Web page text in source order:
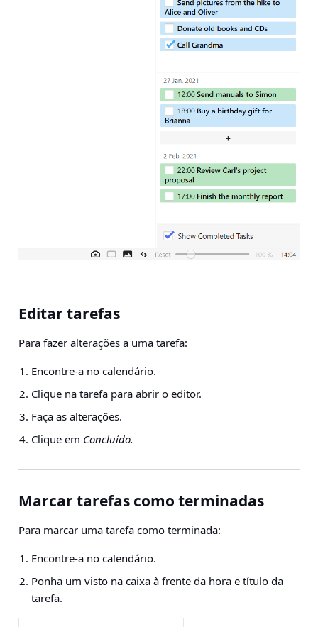
Editar tarefas
Para fazer alterações a uma tarefa:
Encontre-a no calendário.
Clique na tarefa para abrir o editor.
Faça as alterações.
Clique em Concluído.
Marcar tarefas como terminadas
Para marcar uma tarefa como terminada:
Encontre-a no calendário.
Ponha um visto na caixa à frente da hora e título da
tarefa.